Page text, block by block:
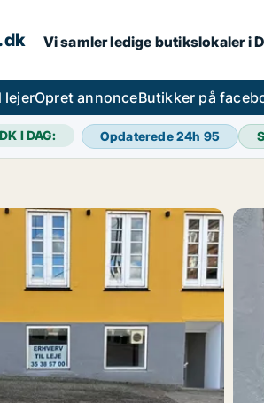
Vi samler ledige butikslokaler i
lejerOpret annonceButikker på
I DAG: Opdaterede 24h 95